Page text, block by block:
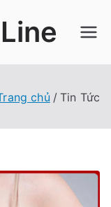
chủ Tin Tức